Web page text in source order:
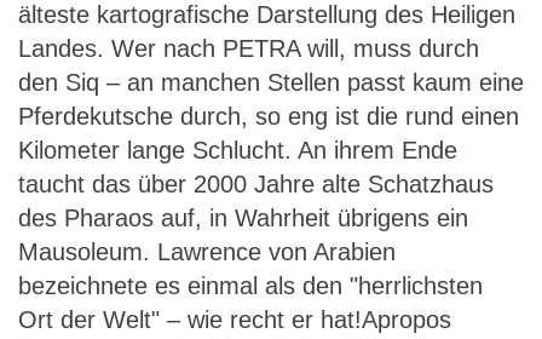
älteste kartografische Darstellung des Heiligen
Landes. Wer nach PETRA will, muss durch
den Siq – an manchen Stellen passt kaum eine
Pferdekutsche durch, so eng ist die rund einen
Kilometer lange Schlucht. An ihrem Ende
taucht das über 2000 Jahre alte Schatzhaus
des Pharaos auf, in Wahrheit übrigens ein
Mausoleum. Lawrence von Arabien
bezeichnete es einmal als den "herrlichsten
Ort der Welt" – wie recht er hat!Apropos